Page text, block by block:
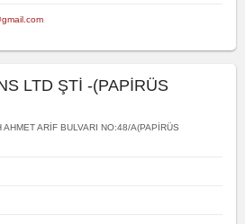
LTD ŞTİ -(PAPİRÜS
AHMET ARİF BULVARI NO:48/A(PAPİRÜS